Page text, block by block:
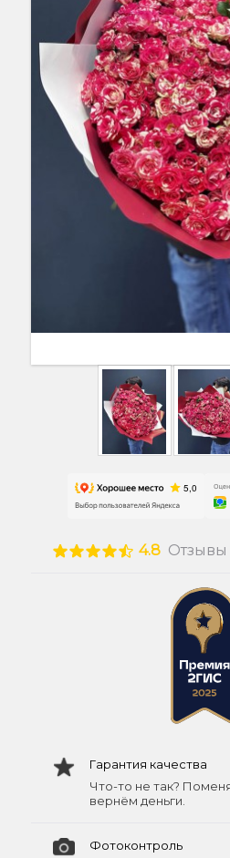
4.8 Отзывы
Гарантия качества
Что-то не так?
вернём деньги.
Фотоконтроль